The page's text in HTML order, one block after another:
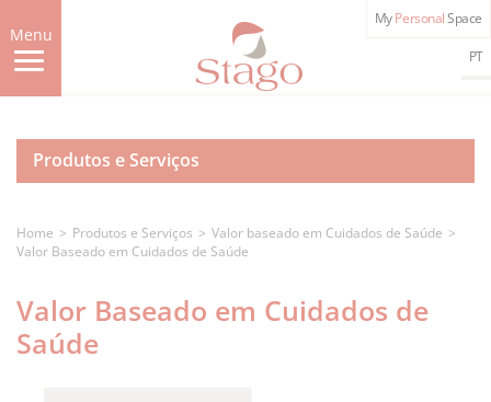
to
main
content
Menu
MyPersonalSpace
PT
Produtos e Serviços
Home Produtos e Serviços
Valor baseado em Cuidados de Saúde
Valor Baseado em Cuidados de Saúde
Valor Baseado em Cuidados de
Saúde